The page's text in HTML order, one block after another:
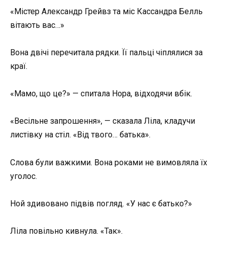
«Містер Александр Грейвз та міс Кассандра Белль
вітають вас…»
Вона двічі перечитала рядки. Її пальці чіплялися за
краї.
«Мамо, що це?» — спитала Нора, відходячи вбік.
«Весільне запрошення», — сказала Ліла, кладучи
листівку на стіл. «Від твого… батька».
Слова були важкими. Вона роками не вимовляла їх
уголос.
Ной здивовано підвів погляд. «У нас є батько?»
Ліла повільно кивнула. «Так».